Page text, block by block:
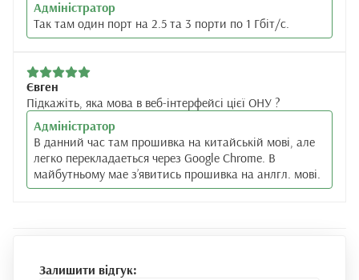
Адміністратор
Так там один порт на 2.5 та 3 порти по 1 Гбіт/с.
Євген
Підкажіть, яка мова в веб-інтерфейсі цієї ОНУ ?
Адміністратор
В данний час там прошивка на китайській мові, але
легко перекладаеться через Google Chrome. В
майбутньому мае з’явитись прошивка на анлгл. мові.
Залишити відгук: